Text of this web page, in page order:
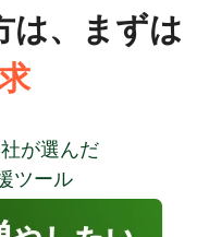
は、まずは
が選んだ
ツール